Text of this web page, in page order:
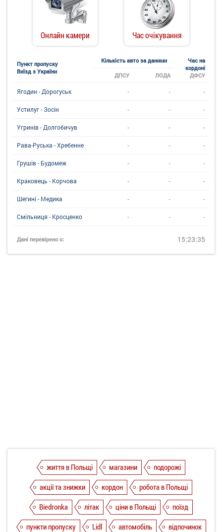
Онлайн камери Час очікування
Пункт пропуску
Виїзд з України
Кількість авто за даними
Час на
кордоні
ДФСУ
ДПСУ ЛОДА
Ягодин - Дорогуськ - - -
Устилуг - Зосін - - -
Угринiв - Долгобичув - - -
Рава-Руська - Хребенне - - -
Грушів - Будомеж - - -
Краковець - Корчова - - -
Шегині - Медика - - -
Смільниця - Кросценко - - -
Дані перевірено о: 15:23:35
життя в Польщі магазини
подорожі
акції та знижки
кордон
робота в Польщі
Biedronka
літак ціни в Польщі
поїзд
пункти пропуску
Lidl автомобіль
відпочинок